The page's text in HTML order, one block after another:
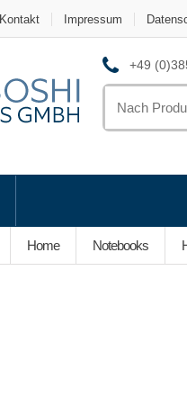
Kontakt Impressum
+49
for:
Home Notebooks